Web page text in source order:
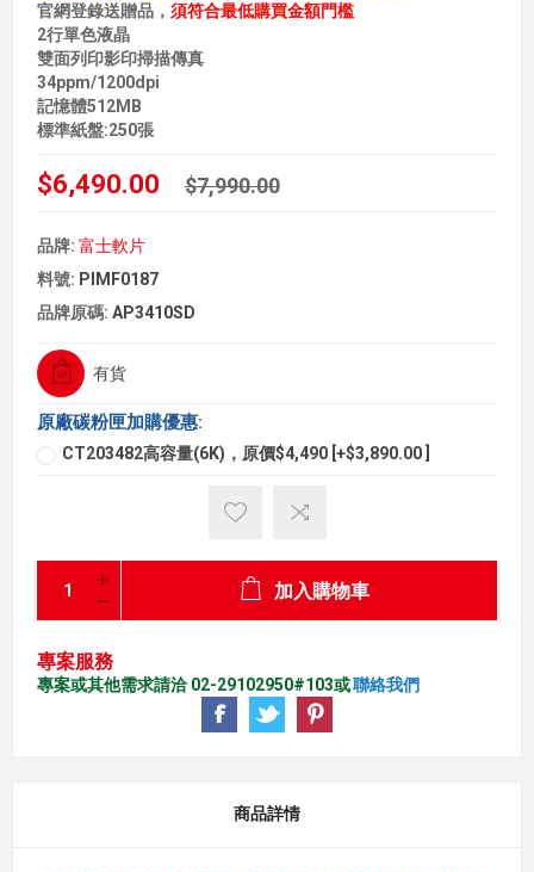
官網登錄送贈品， 須符合最低購買金額門檻
2行單色液晶
雙面列印影印掃描傳真
34ppm/1200dpi
記憶體512MB
標準紙盤:250張
$6,490.00 $7,990.00
品牌: 富士軟片
料號: PIMF0187
品牌原碼: AP3410SD
有貨
原廠碳粉匣加購優惠:
CT203482高容量(6K)，原價$4,490 [+$3,890.00 ]
加入購物車
專案服務
專案或其他需求請洽 02-29102950#103或聯絡我們
商品詳情